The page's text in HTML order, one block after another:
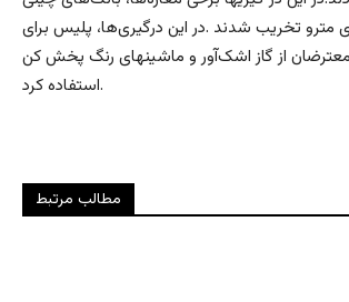
مترو تخریب شدند .در این درگیری‌ها، پلیس برای
از گاز اشک‌آور و ماشینهای رنگ پخش کن
استفاده کرد.
مطالب مرتبط